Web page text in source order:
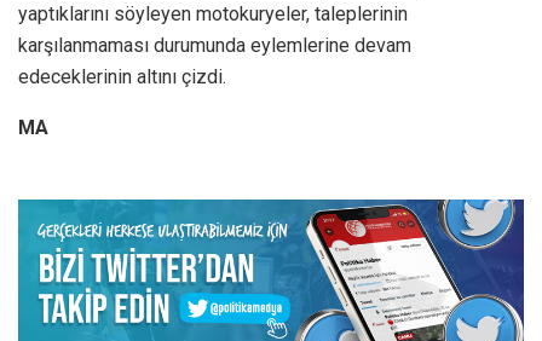
yaptıklarını söyleyen motokuryeler, taleplerinin
karşılanmaması durumunda eylemlerine devam
edeceklerinin altını çizdi.
MA